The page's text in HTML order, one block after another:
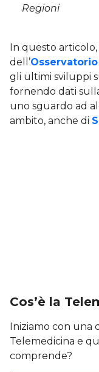
Regioni
In questo articolo,
dell’
gli ultimi sviluppi
fornendo dati
uno sguardo ad
ambito, anche di
Cos’è la
Iniziamo con una
Telemedicina e
comprende?